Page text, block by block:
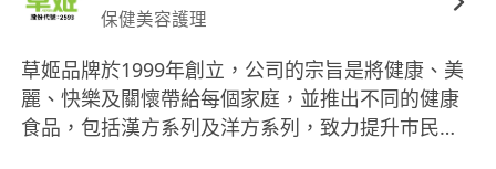
保健美容護理
草姬品牌於1999年創立，公司的宗旨是將健康、美
麗、快樂及關懷帶給每個家庭，並推出不同的健康
食品，包括漢方系列及洋方系列，致力提升巿民身